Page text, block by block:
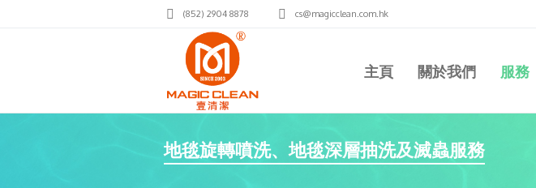
(852) 2904 8878 cs@magicclean.com.hk
主頁 關於我們 服務
地毯旋轉噴洗、地毯深層抽洗及滅蟲服務